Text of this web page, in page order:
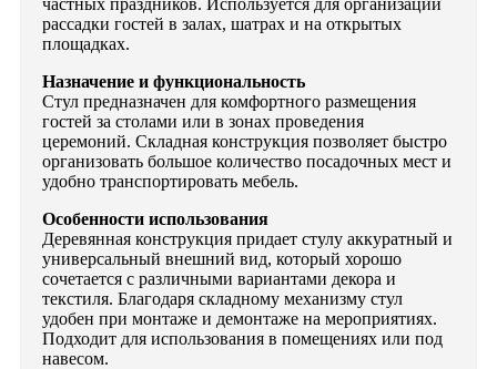
частных праздников. Используется для организации
рассадки гостей в залах, шатрах и на открытых
площадках.
Назначение и функциональность
Стул предназначен для комфортного размещения
гостей за столами или в зонах проведения
церемоний. Складная конструкция позволяет быстро
организовать большое количество посадочных мест и
удобно транспортировать мебель.
Особенности использования
Деревянная конструкция придает стулу аккуратный и
универсальный внешний вид, который хорошо
сочетается с различными вариантами декора и
текстиля. Благодаря складному механизму стул
удобен при монтаже и демонтаже на мероприятиях.
Подходит для использования в помещениях или под
навесом.